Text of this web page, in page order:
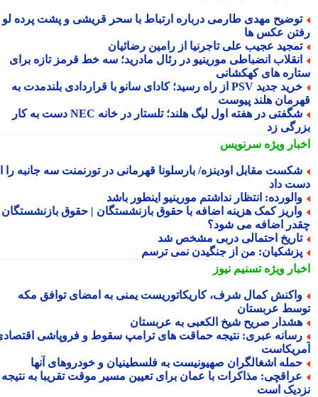
مهدی طارمی درباره ارتباط با سحر قریشی و پشت پرده لو
عکس ها
عجیب علی تاجرنیا از رامین رضائیان
انضباطی مورینیو در رئال مادرید؛ سه خط قرمز تازه برای
های کهکشانی
خرید جدید PSV از راه رسید؛ کادای سانو با قراردادی بلندمدت به
هلند پیوست
شگفتی در هفته اول لیگ هلند؛ تلستار در خانه NEC دست به کار
زد
ویژهسرنویس
مقابل اودینزه/ بارسلونا قهرمانی در تورنمنت سه جانبه را از
داد
انتظار نداشتم مورینیو اینطور باشد
کمک هزینه اضافه با حقوق بازنشستگان | حقوق بازنشستگان
اضافه می شود؟
احتمالی دربی مشخص شد
من از جنگیدن نمی ترسم
ویژهتسنیم نیوز
کمال شرف، کاریکاتوریست یمنی به امضای توافق مکه
عربستان
صریح شیخ الکعبی به عربستان
عبری: نتیجه حماقت های ترامپ سقوط و فروپاشی اقتصادی
اشغالگران صهیونیست به فلسطینیان و خودروهای آنها
مذاکرات با عمان برای تعیین مسیر موقت تقریبا به نتیجه
است